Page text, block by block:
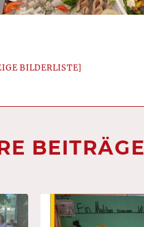
BILDERLISTE]
BEITRÄGE